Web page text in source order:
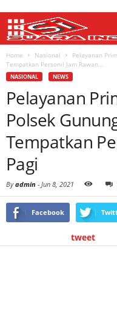
Home Nasional
Pelayanan
Tempatkan Personil Jam Rawan...
NASIONAL NEWS
Pelayanan
Polsek
Tempatkan
Pagi
Byadmin - Jun 8, 2021
Facebook
tweet